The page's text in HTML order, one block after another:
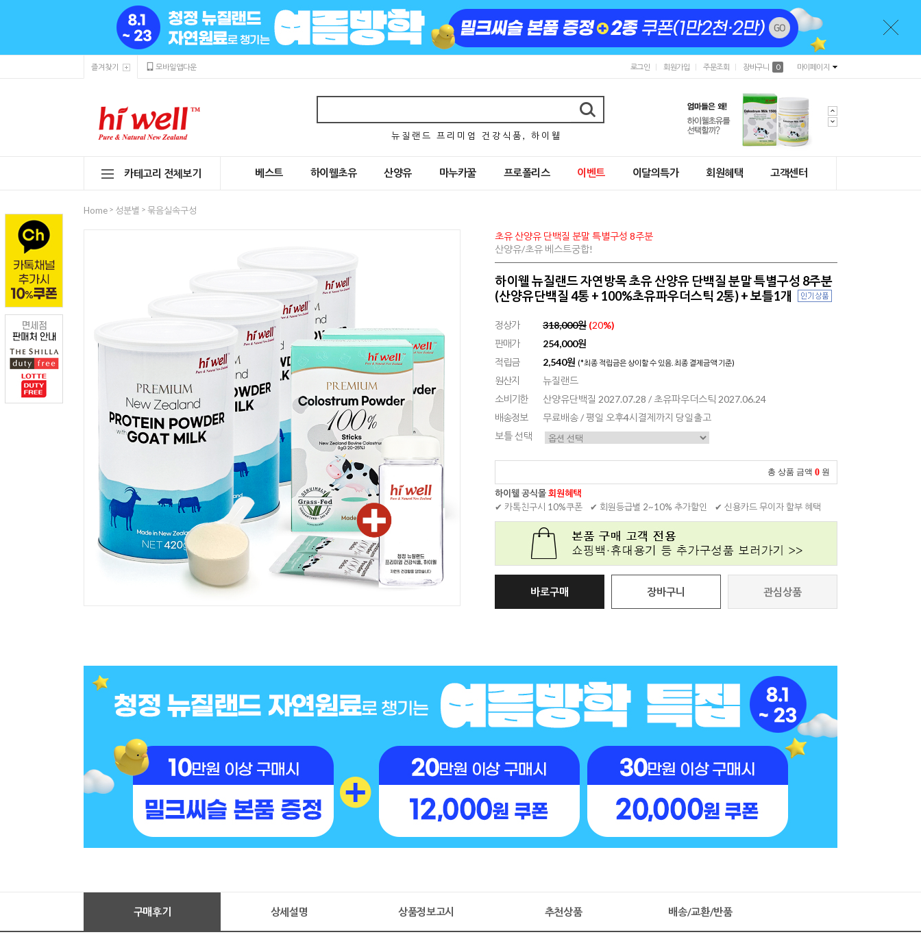
즐겨찾기 모바일앱다운 로그인 회원가입 주문조회 장바구니 0 마이페이지
뉴 질 랜 드 프 리 미 엄 건 강 식 품 , 하 이 웰
카테고리 전체보기 베스트 하이웰초유 산양유 마누카꿀 프로폴리스 이벤트 이달의특가 회원혜택 고객센터
Home > 성분별 > 묶음실속구성
초유 산양유 단백질 분말 특별구성 8주분
산양유/초유 베스트궁합!
하이웰 뉴질랜드 자연방목 초유 산양유 단백질 분말 특별구성 8주분
(산양유단백질 4통 + 100%초유파우더스틱 2통) + 보틀1개
정상가 318,000원 (20%)
판매가
254,000원
적립금
2,540원 (*최종 적립금은 상이할 수 있음. 최종 결제금액 기준)
원산지
뉴질랜드
소비기한
산양유단백질 2027.07.28 / 초유파우더스틱 2027.06.24
배송정보
무료배송 / 평일 오후4시결제까지 당일출고
보틀 선택
총 상품 금액 0 원
하이웰 공식몰회원혜택
✔ 카톡친구시 10%쿠폰
✔ 회원등급별 2~10% 추가할인 ✔ 신용카드 무이자 할부 혜택
바로구매 장바구니 관심상품
구매후기 상세설명 상품정보고시 추천상품 배송/교환/반품